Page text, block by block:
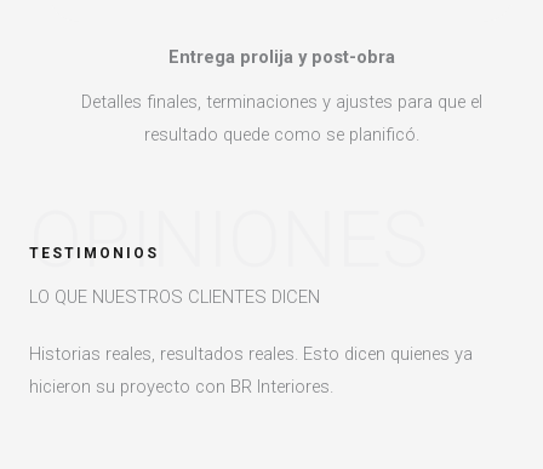
Entrega prolija y post-obra
Detalles finales, terminaciones y ajustes para que el
resultado quede como se planificó.
OPINIONES
TESTIMONIOS
LO QUE NUESTROS CLIENTES DICEN
Historias reales, resultados reales. Esto dicen quienes ya
hicieron su proyecto con BR Interiores.